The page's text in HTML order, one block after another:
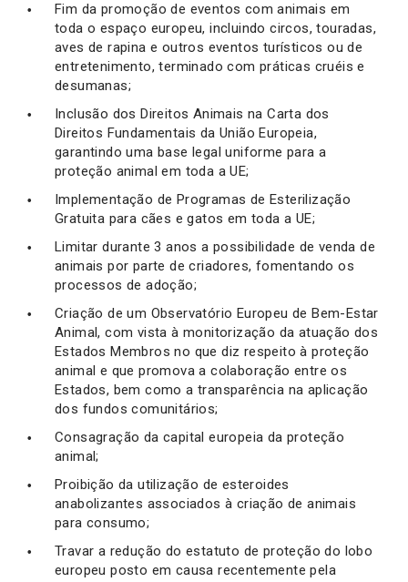
Fim da promoção de eventos com animais em
toda o espaço europeu, incluindo circos, touradas,
aves de rapina e outros eventos turísticos ou de
entretenimento, terminado com práticas cruéis e
desumanas;
Inclusão dos Direitos Animais na Carta dos
Direitos Fundamentais da União Europeia,
garantindo uma base legal uniforme para a
proteção animal em toda a UE;
Implementação de Programas de Esterilização
Gratuita para cães e gatos em toda a UE;
Limitar durante 3 anos a possibilidade de venda de
animais por parte de criadores, fomentando os
processos de adoção;
Criação de um Observatório Europeu de Bem-Estar
Animal, com vista à monitorização da atuação dos
Estados Membros no que diz respeito à proteção
animal e que promova a colaboração entre os
Estados, bem como a transparência na aplicação
dos fundos comunitários;
Consagração da capital europeia da proteção
animal;
Proibição da utilização de esteroides
anabolizantes associados à criação de animais
para consumo;
Travar a redução do estatuto de proteção do lobo
europeu posto em causa recentemente pela